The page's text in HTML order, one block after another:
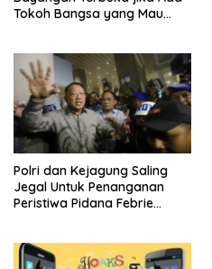
Tokoh Bangsa yang Mau
Polri dan Kejagung Saling
Jegal Untuk Penanganan
Peristiwa Pidana Febrie